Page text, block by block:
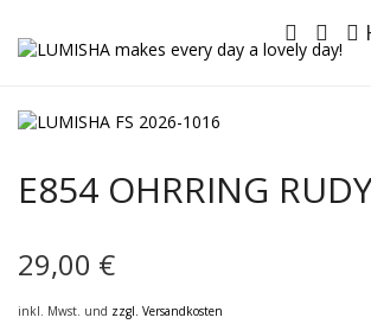
E854 OHRRING
29,00 €
inkl. Mwst. und zzgl. Versandkosten